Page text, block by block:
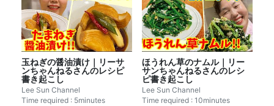
玉ねぎの醤油漬け｜リーサ
ンちゃんねるさんのレシピ
書き起こし
Lee Sun Channel
Time required : 5minutes
ほうれん草のナムル｜リー
サンちゃんねるさんのレシ
ピ書き起こし
Lee Sun Channel
Time required : 10minutes